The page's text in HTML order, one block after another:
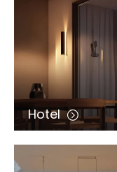
Hotel